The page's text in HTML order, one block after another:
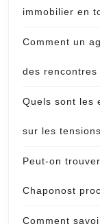
immobilier en
Comment un
des
Quels sont les
sur les
Peut-on
Chaponost
Comment